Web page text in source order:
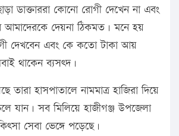
ডাক্তাররা কোনো রোগী দেখেন না এবং
আমাদেরকে দেয়না ঠিকমত। মনে হয়
দেখবেন এবং কে কতো টাকা আয়
থাকেন ব্যসত্দ।
তারা হাসপাতালে নামমাত্র হাজিরা দিয়ে
যান। সব মিলিয়ে হাজীগঞ্জ উপজেলা
সেবা ভেঙ্গে পড়েছে।